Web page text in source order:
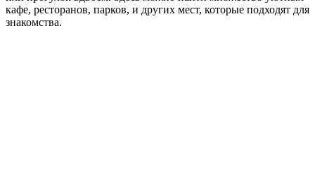
кафе, ресторанов, парков, и других мест, которые подходят для
знакомства.